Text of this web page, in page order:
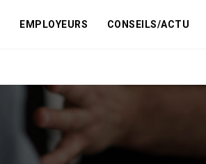
EMPLOYEURS CONSEILS/ACTU